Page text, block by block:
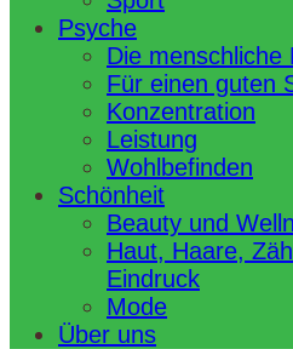
Psyche
Die menschliche
Für einen guten
Konzentration
Leistung
Wohlbefinden
Schönheit
Beauty und
Haut, Haare,
Eindruck
Mode
Über uns